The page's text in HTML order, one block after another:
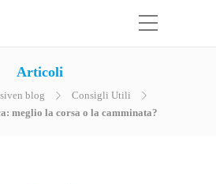
Articoli
blog
Consigli Utili
meglio la corsa o la camminata?